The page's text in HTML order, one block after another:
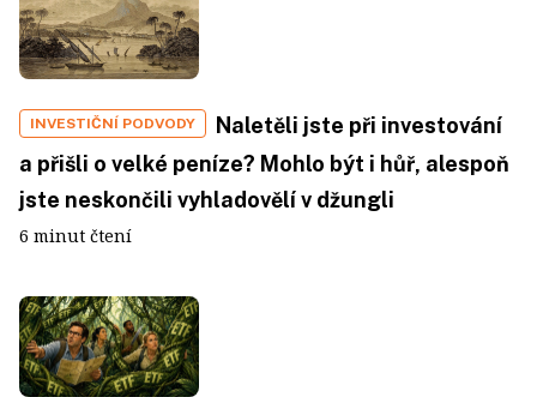
INVESTIČNÍ PODVODY
Naletěli jste při investování
a přišli o velké peníze? Mohlo být i hůř, alespoň
jste neskončili vyhladovělí v džungli
6 minut čtení